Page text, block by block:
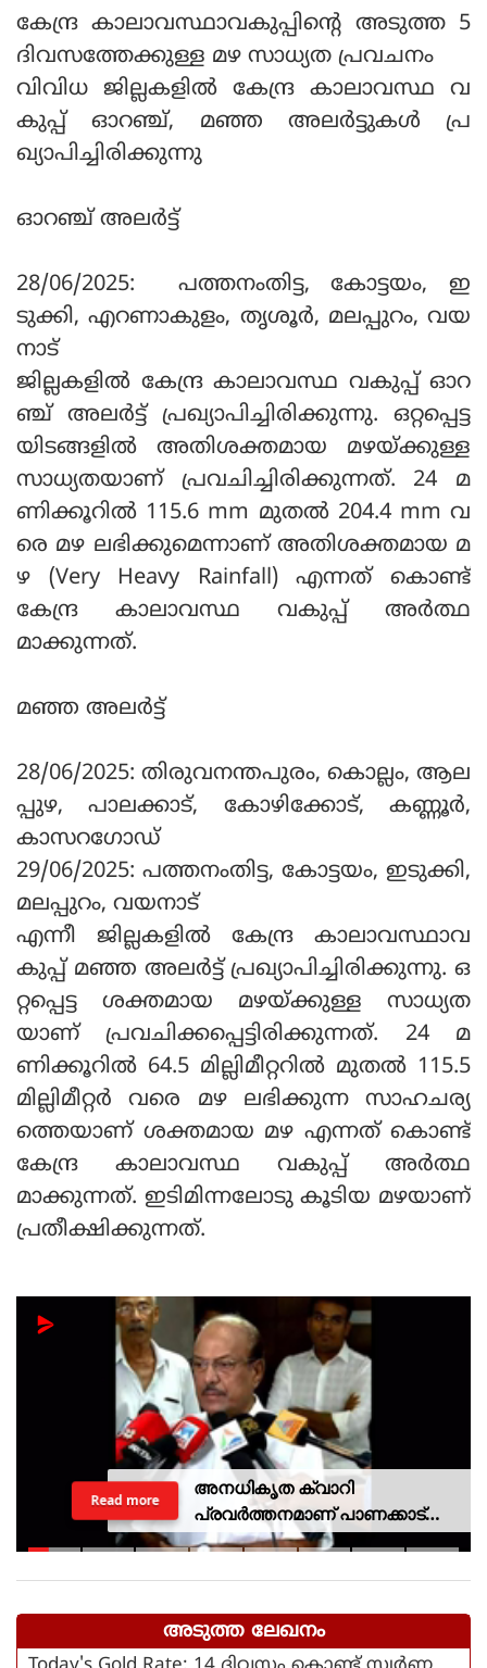
കേന്ദ്ര കാലാവസ്ഥാവകുപ്പിന്റെ അടുത്ത 5
ദിവസത്തേക്കുള്ള മഴ സാധ്യത പ്രവചനം
വിവിധ ജില്ലകളില്‍ കേന്ദ്ര കാലാവസ്ഥ വ
കുപ്പ് ഓറഞ്ച്, മഞ്ഞ അലര്‍ട്ടുകള്‍ പ്ര
ഖ്യാപിച്ചിരിക്കുന്നു
ഓറഞ്ച് അലര്‍ട്ട്
28/06/2025: പത്തനംതിട്ട, കോട്ടയം, ഇ
ടുക്കി, എറണാകുളം, തൃശൂര്‍, മലപ്പുറം, വയ
നാട്
ജില്ലകളില്‍ കേന്ദ്ര കാലാവസ്ഥ വകുപ്പ് ഓറ
ഞ്ച് അലര്‍ട്ട് പ്രഖ്യാപിച്ചിരിക്കുന്നു. ഒറ്റപ്പെട്ട
യിടങ്ങളില്‍ അതിശക്തമായ മഴയ്ക്കുള്ള
സാധ്യതയാണ് പ്രവചിച്ചിരിക്കുന്നത്. 24 മ
ണിക്കൂറില്‍ 115.6 mm മുതല്‍ 204.4 mm വ
രെ മഴ ലഭിക്കുമെന്നാണ് അതിശക്തമായ മ
ഴ (Very Heavy Rainfall) എന്നത് കൊണ്ട്
കേന്ദ്ര കാലാവസ്ഥ വകുപ്പ് അര്‍ത്ഥ
മാക്കുന്നത്.
മഞ്ഞ അലര്‍ട്ട്
28/06/2025: തിരുവനന്തപുരം, കൊല്ലം, ആല
പ്പുഴ, പാലക്കാട്, കോഴിക്കോട്, കണ്ണൂര്‍,
കാസറഗോഡ്
29/06/2025: പത്തനംതിട്ട, കോട്ടയം, ഇടുക്കി,
മലപ്പുറം, വയനാട്
എന്നീ ജില്ലകളില്‍ കേന്ദ്ര കാലാവസ്ഥാവ
കുപ്പ് മഞ്ഞ അലര്‍ട്ട് പ്രഖ്യാപിച്ചിരിക്കുന്നു. ഒ
റ്റപ്പെട്ട ശക്തമായ മഴയ്ക്കുള്ള സാധ്യത
യാണ് പ്രവചിക്കപ്പെട്ടിരിക്കുന്നത്. 24 മ
ണിക്കൂറില്‍ 64.5 മില്ലിമീറ്ററില്‍ മുതല്‍ 115.5
മില്ലിമീറ്റര്‍ വരെ മഴ ലഭിക്കുന്ന സാഹചര്യ
ത്തെയാണ് ശക്തമായ മഴ എന്നത് കൊണ്ട്
കേന്ദ്ര കാലാവസ്ഥ വകുപ്പ് അര്‍ത്ഥ
മാക്കുന്നത്. ഇടിമിന്നലോടു കൂടിയ മഴയാണ്
പ്രതീക്ഷിക്കുന്നത്.
അനധികൃത ക്വാറി
പ്രവര്‍ത്തനമാണ് പാണക്കാട്
ഉരുള്‍പൊട്ടലിന്
Read more
അടുത്ത ലേഖനം